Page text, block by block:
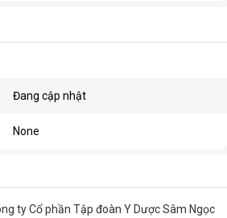
Đang cập nhật
None
ty Cổ phần Tập đoàn Y Dược Sâm Ngọc